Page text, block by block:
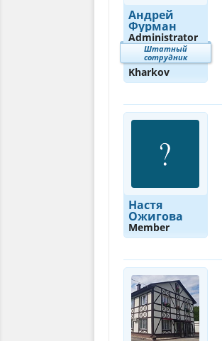
Андрей
Фурман
Administrator
Штатный
сотрудник
Kharkov
Настя
Ожигова
Member